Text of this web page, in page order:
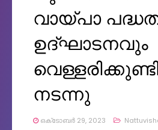
വായ്പാ
ഉദ്ഘാടനവും
നടന്നു
ഒക്‌ടോബർ 29, 2023